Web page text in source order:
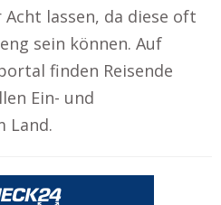
lassen, da diese oft
sein können. Auf
finden Reisende
Ein- und
Land.